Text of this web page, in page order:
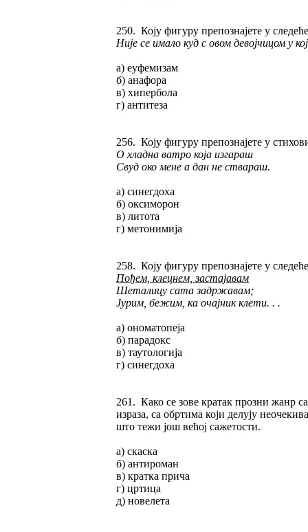
250. Коју фигуру препознајете у
Није се имало куд с овом девојчицом у
а) еуфемизам
б) анафора
в) хипербола
г) антитеза
256. Коју фигуру препознајете у
О хладна ватро која изгараш
Свуд око мене а дан не ствараш.
а) синегдоха
б) оксиморон
в) литота
г) метонимија
258. Коју фигуру препознајете у
Пођем, клецнем, застајавам
Шеталицу сата задржавам;
Јурим, бежим, ка очајник клети. . .
а) ономатопеја
б) парадокс
в) таутологија
г) синегдоха
261. Како се зове кратак прозни жанр
израза, са обртима који делују
што тежи још већој сажетости.
а) скаска
б) антироман
в) кратка прича
г) цртица
д) новелета